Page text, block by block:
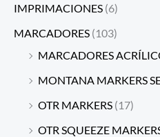
IMPRIMACIONES (6)
MARCADORES (103)
MARCADORES
MONTANA MARKERS
OTR MARKERS (17)
OTR SQUEEZE